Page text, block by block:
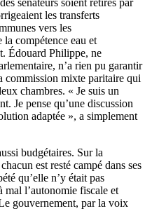
les transferts
vers les
compétence eau et
Édouard Philippe, ne
n’a rien pu garantir
commission mixte paritaire qui
chambres. « Je suis un
Je pense qu’une discussion
adaptée », a simplement
budgétaires. Sur la
est resté campé dans ses
qu’elle n’y était pas
mal l’autonomie fiscale et
gouvernement, par la voix